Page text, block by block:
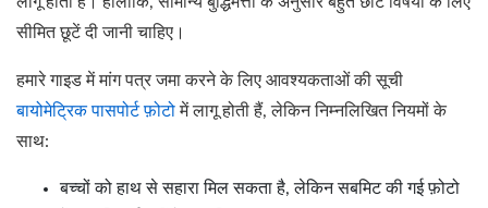
सीमित छूटें दी जानी चाहिए।
हमारे गाइड में मांग पत्र जमा करने के लिए आवश्यकताओं की सूची
बायोमेट्रिक पासपोर्ट फ़ोटोमें लागू होती हैं, लेकिन निम्नलिखित नियमों के
साथ:
बच्चों को हाथ से सहारा मिल सकता है, लेकिन सबमिट की गई फ़ोटो